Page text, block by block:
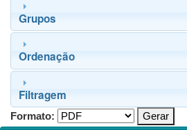
Grupos
Ordenação
Filtragem
Formato: